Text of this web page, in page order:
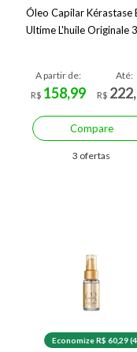
Óleo Capilar Kérastase
Ultime L'huile Originale
A partir de:
R$ 158,99
Até:
R$
Compare
3 ofertas
Economize R$ 60,29